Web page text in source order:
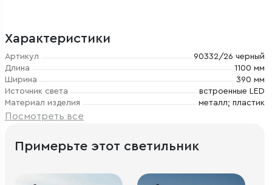
Характеристики
Артикул
90332/26 черный
Длина
1100 мм
Ширина
390 мм
Источник света
встроенные LED
Материал изделия
металл; пластик
Посмотреть все
Примерьте этот светильник